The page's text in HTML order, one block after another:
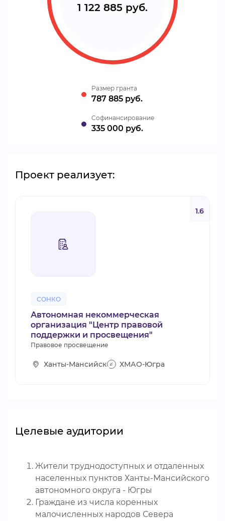
1 122 885 руб.
Размер гранта
787 885 руб.
Cофинансирование
335 000 руб.
Проект реализует:
СОНКО
1.6
Автономная некоммерческая
организация "Центр правовой
поддержки и просвещения"
Правовое просвещение
Ханты-Мансийск ХМАО-Югра
Целевые аудитории
Жители труднодоступных и отдаленных
населенных пунктов Ханты-Мансийского
автономного округа - Югры
Граждане из числа коренных
малочисленных народов Севера